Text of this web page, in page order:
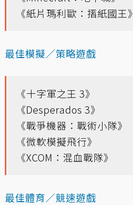
《紙片瑪利歐：摺紙國王》
最佳模擬／策略遊戲
《十字軍之王 3》
《Desperados 3》
《戰爭機器：戰術小隊》
《微軟模擬飛行》
《XCOM：混血戰隊》
最佳體育／競速遊戲